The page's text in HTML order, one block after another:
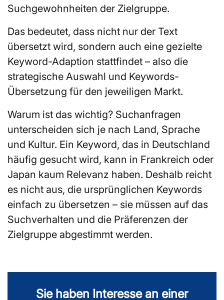
Suchgewohnheiten der Zielgruppe.
Das bedeutet, dass nicht nur der Text
übersetzt wird, sondern auch eine gezielte
Keyword-Adaption stattfindet – also die
strategische Auswahl und Keywords-
Übersetzung für den jeweiligen Markt.
Warum ist das wichtig? Suchanfragen
unterscheiden sich je nach Land, Sprache
und Kultur. Ein Keyword, das in Deutschland
häufig gesucht wird, kann in Frankreich oder
Japan kaum Relevanz haben. Deshalb reicht
es nicht aus, die ursprünglichen Keywords
einfach zu übersetzen – sie müssen auf das
Suchverhalten und die Präferenzen der
Zielgruppe abgestimmt werden.
Sie haben Interesse an einer